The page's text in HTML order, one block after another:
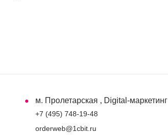
м. Пролетарская , Digital-маркетинг
+7 (495) 748-19-48
orderweb@1cbit.ru